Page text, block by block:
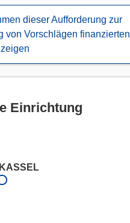
dieser Aufforderung zur
von Vorschlägen finanzierten
Einrichtung